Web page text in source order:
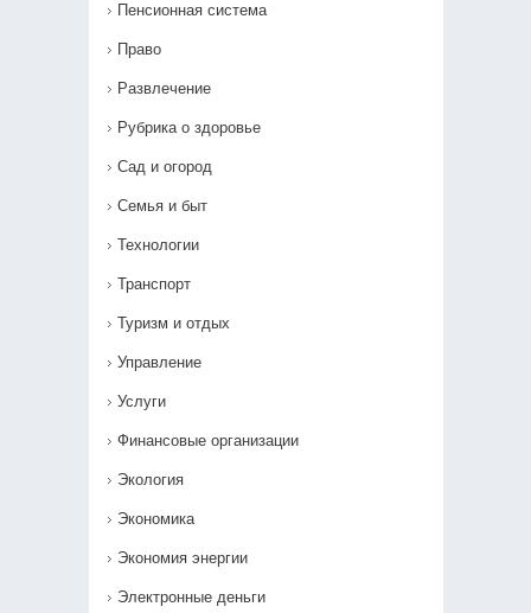
Пенсионная система
Право
Развлечение
Рубрика о здоровье
Сад и огород
Семья и быт
Технологии
Транспорт
Туризм и отдых
Управление
Услуги
Финансовые организации
Экология
Экономика
Экономия энергии
Электронные деньги